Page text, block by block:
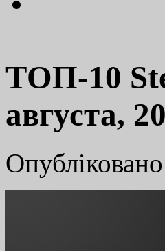
TОП-10
августа,